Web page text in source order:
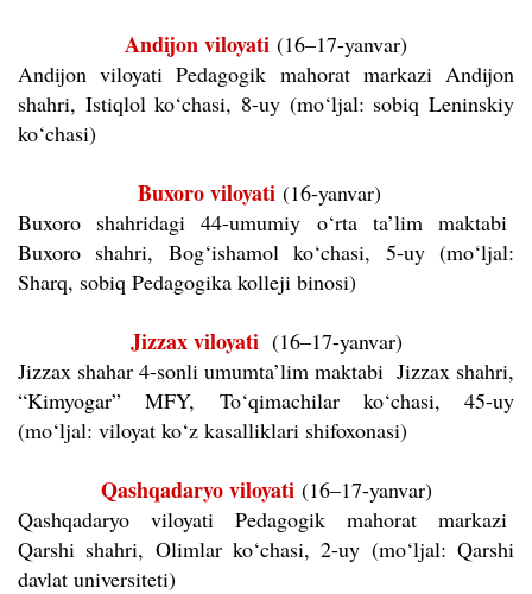
Andijon viloyati (16–17-yanvar)
Andijon viloyati Pedagogik mahorat markazi Andijon
shahri, Istiqlol ko‘chasi, 8-uy (mo‘ljal: sobiq Leninskiy
ko‘chasi)
Buxoro viloyati(16-yanvar)
Buxoro shahridagi 44-umumiy o‘rta ta’lim maktabi
Buxoro shahri, Bog‘ishamol ko‘chasi, 5-uy (mo‘ljal:
Sharq, sobiq Pedagogika kolleji binosi)
Jizzax viloyati(16–17-yanvar)
Jizzax shahar 4-sonli umumta’lim maktabi Jizzax shahri,
“Kimyogar” MFY, To‘qimachilar ko‘chasi, 45-uy
(mo‘ljal: viloyat ko‘z kasalliklari shifoxonasi)
Qashqadaryo viloyati(16–17-yanvar)
Qashqadaryo viloyati Pedagogik mahorat markazi
Qarshi shahri, Olimlar ko‘chasi, 2-uy (mo‘ljal: Qarshi
davlat universiteti)